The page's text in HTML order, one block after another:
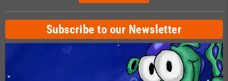
Subscribe to our Newsletter